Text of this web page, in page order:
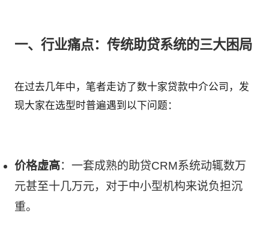
一、行业痛点：传统助贷系统的三大困局
在过去几年中，笔者走访了数十家贷款中介公司，发
现大家在选型时普遍遇到以下问题：
价格虚高：一套成熟的助贷CRM系统动辄数万
元甚至十几万元，对于中小型机构来说负担沉
重。